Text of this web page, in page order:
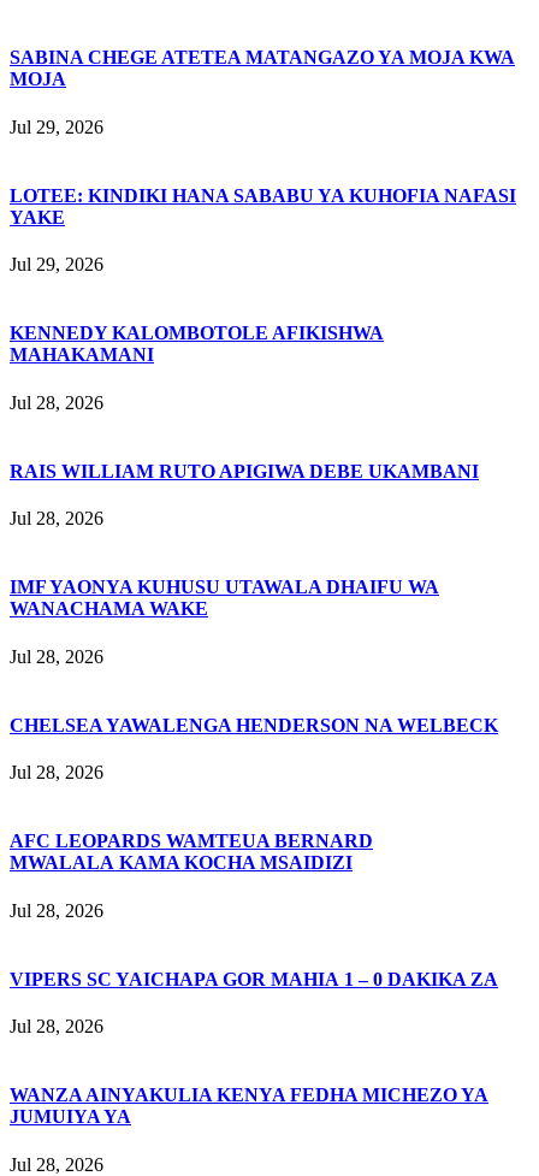
SABINA CHEGE ATETEA MATANGAZO YA MOJA KWA
MOJA
Jul 29, 2026
LOTEE: KINDIKI HANA SABABU YA KUHOFIA NAFASI
YAKE
Jul 29, 2026
KENNEDY KALOMBOTOLE AFIKISHWA
MAHAKAMANI
Jul 28, 2026
RAIS WILLIAM RUTO APIGIWA DEBE UKAMBANI
Jul 28, 2026
IMF YAONYA KUHUSU UTAWALA DHAIFU WA
WANACHAMA WAKE
Jul 28, 2026
CHELSEA YAWALENGA HENDERSON NA WELBECK
Jul 28, 2026
AFC LEOPARDS WAMTEUA BERNARD
MWALALA KAMA KOCHA MSAIDIZI
Jul 28, 2026
VIPERS SC YAICHAPA GOR MAHIA 1 – 0 DAKIKA ZA
Jul 28, 2026
WANZA AINYAKULIA KENYA FEDHA MICHEZO YA
JUMUIYA YA
Jul 28, 2026